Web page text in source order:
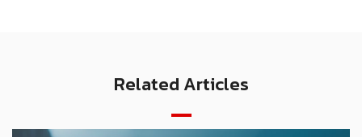
Related Articles